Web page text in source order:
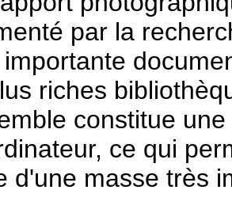
par la
riches
constitue
ce qui
d'une masse très